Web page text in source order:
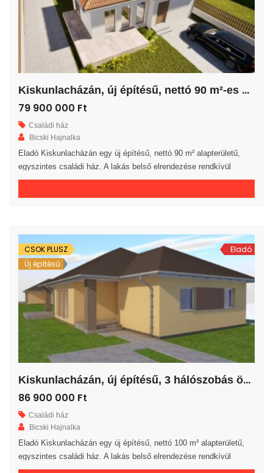
K
iskunlacházán, új építésű, nettó 90 m²-es családi ház!
79 900 000 Ft
Családi ház
Bicski Hajnalka
Eladó Kiskunlacházán egy új építésű, nettó 90 m² alapterületű,
egyszintes családi ház. A lakás belső elrendezése rendkívül
praktikus és kényelmes 3 hálószoba, fürdőszoba, külön WC
ingatlan 30-as téglából, […]
CSOK PLUSZ
Új építésű
Eladó
K
iskunlacházán, új építésű, 3 hálószobás önálló családi ház!
86 900 000 Ft
Családi ház
Bicski Hajnalka
Eladó Kiskunlacházán egy új építésű, nettó 100 m² alapterületű,
egyszintes családi ház. A lakás belső elrendezése rendkívül
praktikus és kényelmes 3 hálószoba, gardrób, fürdőszoba, külön